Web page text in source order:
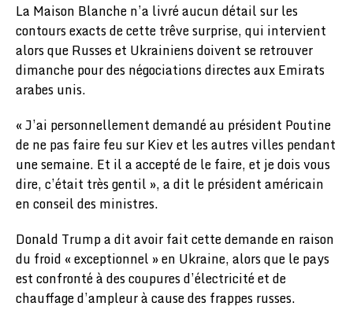
La Maison Blanche n’a livré aucun détail sur les
contours exacts de cette trêve surprise, qui intervient
alors que Russes et Ukrainiens doivent se retrouver
dimanche pour des négociations directes aux Emirats
arabes unis.
« J’ai personnellement demandé au président Poutine
de ne pas faire feu sur Kiev et les autres villes pendant
une semaine. Et il a accepté de le faire, et je dois vous
dire, c’était très gentil », a dit le président américain
en conseil des ministres.
Donald Trump a dit avoir fait cette demande en raison
du froid « exceptionnel » en Ukraine, alors que le pays
est confronté à des coupures d’électricité et de
chauffage d’ampleur à cause des frappes russes.